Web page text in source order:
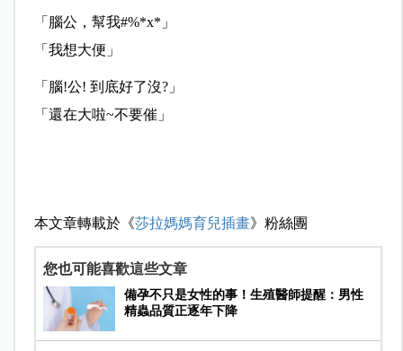
「腦公，幫我#%*x*」
「我想大便」
「腦!公! 到底好了沒?」
「還在大啦~不要催」
本文章轉載於《莎拉媽媽育兒插畫》粉絲團
您也可能喜歡這些文章
備孕不只是女性的事！生殖醫師提醒：男性
精蟲品質正逐年下降